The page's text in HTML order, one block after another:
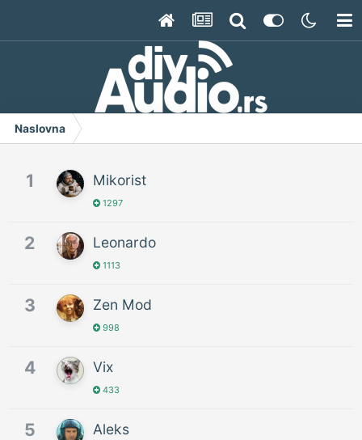
Naslovna
1 Mikorist
1297
2 Leonardo
1113
3 Zen Mod
998
4 Vix
433
5 Aleks